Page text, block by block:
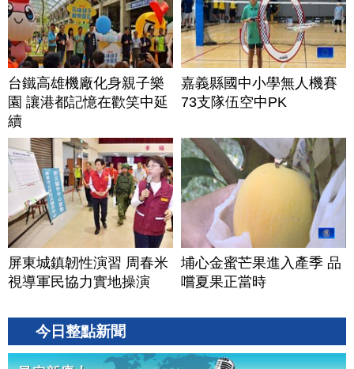
台鐵高雄機廠化身親子樂
園 讓港都記憶在歡笑中延
續
嘉義縣國中小學無人機賽
73支隊伍空中PK
屏東城鎮韌性演習 周春米
視導軍民協力實地操演
埔心金蜜芒果進入產季 品
嚐夏果正當時
今日整點新聞